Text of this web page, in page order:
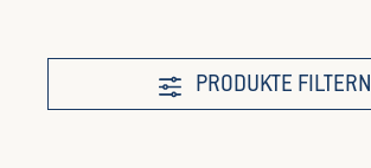
PRODUKTE FILTERN